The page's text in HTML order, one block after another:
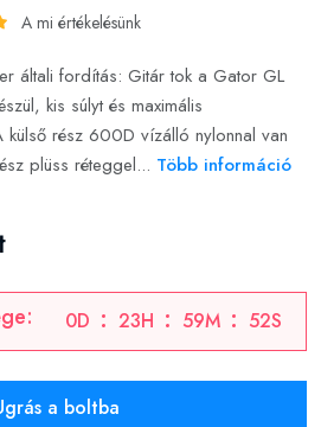
A mi értékelésünk
általi fordítás: Gitár tok a Gator GL
kis súlyt és maximális
külső rész 600D vízálló nylonnal van
plüss réteggel... Több információ
0D 23H 59M 51S
a boltba